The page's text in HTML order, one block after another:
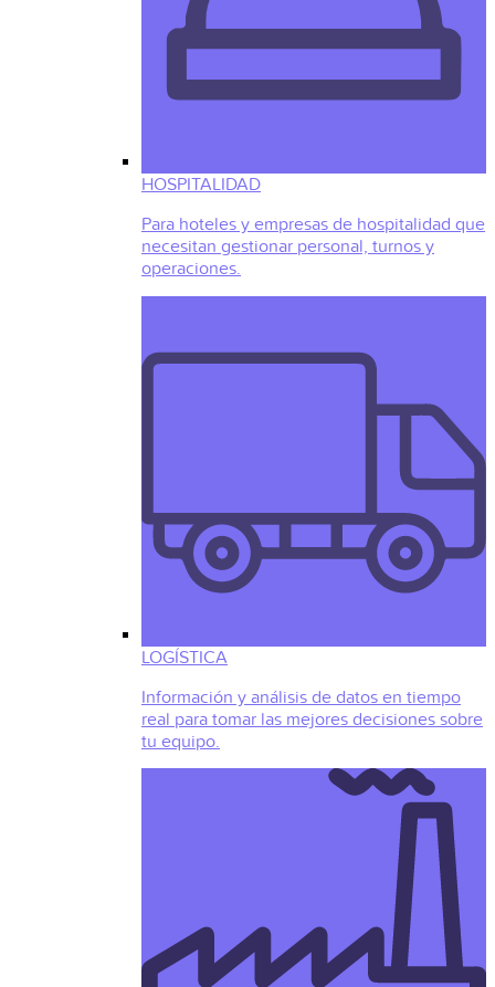
HOSPITALIDAD
Para hoteles y empresas de hospitalidad que
necesitan gestionar personal, turnos y
operaciones.
LOGÍSTICA
Información y análisis de datos en tiempo
real para tomar las mejores decisiones sobre
tu equipo.